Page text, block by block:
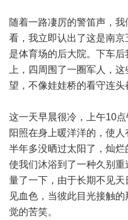
随着一路凄厉的警笛声，
看，我立即认出了这是南
是体育场的后大院。下车
上，四周围了一圈军人，
望，不像娃娃桥的看守连头
这一天早晨很冷，上午10
阳照在身上暖洋洋的，使
半年多没晒过太阳了，灿
使我们沐浴到了一种久别
量了一下，由于长期不见
见血色，当彼此目光接触
觉的苦笑。